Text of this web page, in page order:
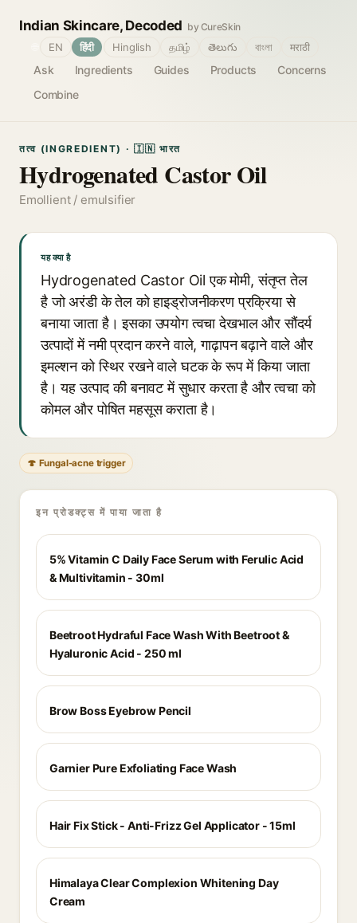
Indian Skincare, Decoded by CureSkin
Ask Ingredients Guides Products
Concerns
Combine
EN हिंदी Hinglish தமிழ் తెలుగు বাংলা मराठी
तत्व (INGREDIENT) · 🇮🇳 भारत
Hydrogenated Castor Oil
Emollient / emulsifier
यह क्या है
Hydrogenated Castor Oil एक मोमी, संतृप्त तेल
है जो अरंडी के तेल को हाइड्रोजनीकरण प्रक्रिया से
बनाया जाता है। इसका उपयोग त्वचा देखभाल और सौंदर्य
उत्पादों में नमी प्रदान करने वाले, गाढ़ापन बढ़ाने वाले और
इमल्शन को स्थिर रखने वाले घटक के रूप में किया जाता
है। यह उत्पाद की बनावट में सुधार करता है और त्वचा को
कोमल और पोषित महसूस कराता है।
🍄 Fungal-acne trigger
इन प्रोडक्ट्स में पाया जाता है
5% Vitamin C Daily Face Serum with Ferulic Acid
& Multivitamin - 30ml
Beetroot Hydraful Face Wash With Beetroot &
Hyaluronic Acid - 250 ml
Brow Boss Eyebrow Pencil
Garnier Pure Exfoliating Face Wash
Hair Fix Stick - Anti-Frizz Gel Applicator - 15ml
Himalaya Clear Complexion Whitening Day
Cream